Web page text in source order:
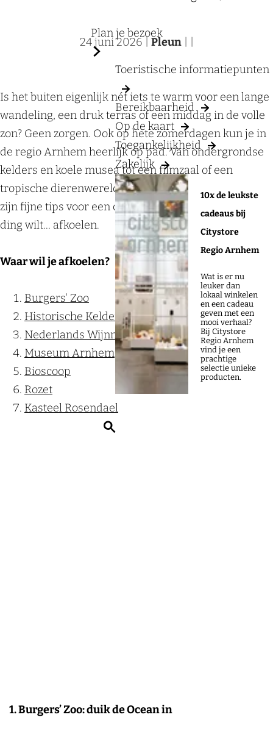
Plan je bezoek
Toeristische informatiepunten
Bereikbaarheid
Op de kaart
Toegankelijkheid
Zakelijk
10x de leukste
cadeaus bij
Citystore
Regio Arnhem
Wat is er nu
leuker dan
lokaal winkelen
en een cadeau
geven met een
mooi verhaal?
Bij Citystore
Regio Arnhem
vind je een
prachtige
selectie unieke
producten.
24 juni 2026 Pleun
Is het buiten eigenlijk nét iets te warm voor een lange
wandeling, een druk terras of een middag in de volle
zon? Geen zorgen. Ook op hete zomerdagen kun je in
de regio Arnhem heerlijk op pad. Van ondergrondse
kelders en koele musea tot een filmzaal of een
tropische dierenwereld met verkoelde plekken: dit
zijn fijne tips voor een dagje uit wanneer je vooral één
ding wilt… afkoelen.
Waar wil je afkoelen?
Burgers' Zoo
Historische Kelders
Nederlands Wijnmuseum
Museum Arnhem
Bioscoop
Rozet
Kasteel Rosendael
1. Burgers’ Zoo: duik de Ocean in